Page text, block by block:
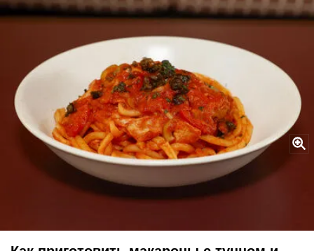
Из обычных макарон – паста ресторанного уровня: ужин за 20
минут – и семья сыта и довольна
Legion-Media